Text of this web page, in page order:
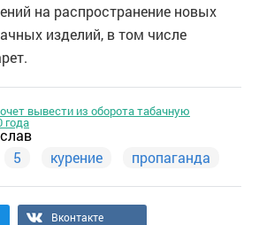
на распространение новых
изделий, в том числе
вывести из оборота табачную
года
5 курение пропаганда
Вконтакте